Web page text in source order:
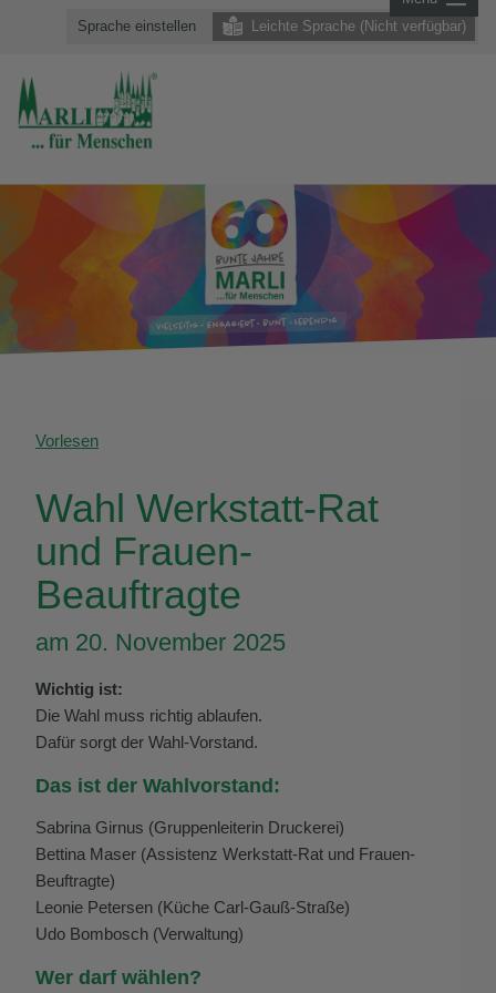
Sprache einstellen Leichte Sprache (Nicht verfügbar)
Vorlesen
Wahl Werkstatt-Rat
und Frauen-
Beauftragte
am 20. November 2025
Wichtig ist:
Die Wahl muss richtig ablaufen.
Dafür sorgt der Wahl-Vorstand.
Das ist der Wahlvorstand:
Sabrina Girnus (Gruppenleiterin Druckerei)
Bettina Maser (Assistenz Werkstatt-Rat und Frauen-
Beuftragte)
Leonie Petersen (Küche Carl-Gauß-Straße)
Udo Bombosch (Verwaltung)
Wer darf wählen?